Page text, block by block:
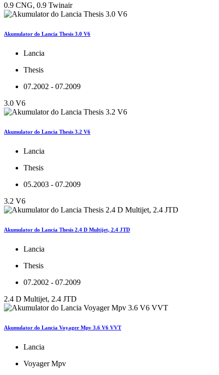
0.9 CNG, 0.9 Twinair
Akumulator do Lancia Thesis 3.0 V6
Lancia
Thesis
07.2002 - 07.2009
3.0 V6
Akumulator do Lancia Thesis 3.2 V6
Lancia
Thesis
05.2003 - 07.2009
3.2 V6
Akumulator do Lancia Thesis 2.4 D Multijet, 2.4 JTD
Lancia
Thesis
07.2002 - 07.2009
2.4 D Multijet, 2.4 JTD
Akumulator do Lancia Voyager Mpv 3.6 V6 VVT
Lancia
Voyager Mpv